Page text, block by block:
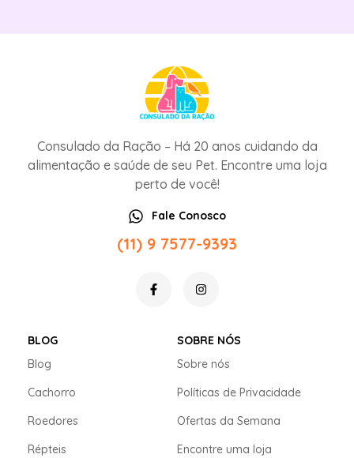
Consulado da Ração – Há 20 anos cuidando da
alimentação e saúde de seu Pet. Encontre uma loja
perto de você!
Fale Conosco
(11) 9 7577-9393
BLOG
Blog
Cachorro
Roedores
Répteis
SOBRE NÓS
Sobre nós
Políticas de Privacidade
Ofertas da Semana
Encontre uma loja